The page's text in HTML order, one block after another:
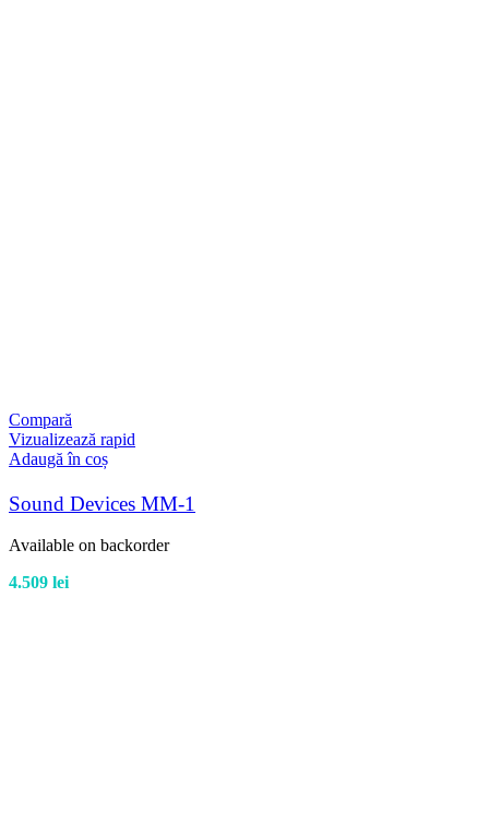
Compară
Vizualizează rapid
Adaugă în coș
Sound Devices MM-1
Available on backorder
4.509 lei